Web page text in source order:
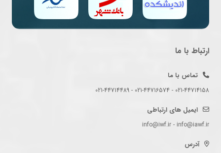
ارتباط با ما
تماس با ما
021-44714158 - 021-44716574 - 021-44714489
ایمیل های ارتباطی
info@iwf.ir - info@iawf.ir
آدرس